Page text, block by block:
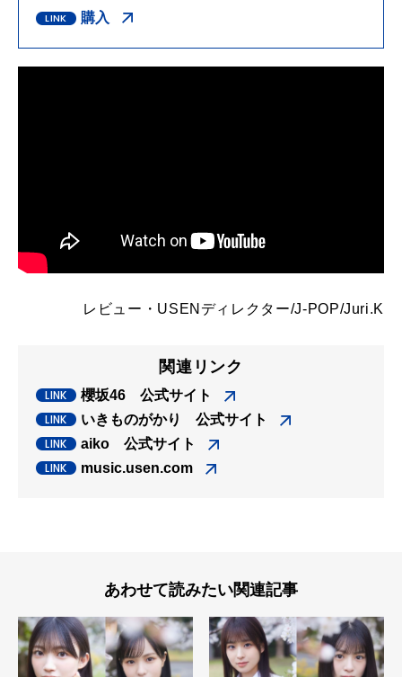
購入
レビュー・ USENディレクター/J-POP/Juri.K
関連リンク
櫻坂46 公式サイト
いきものがかり 公式サイト
aiko 公式サイト
music.usen.com
あわせて読みたい関連記事